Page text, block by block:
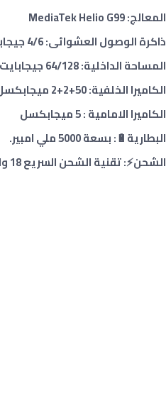
المعالج: MediaTek Helio G99
ذاكرة الوصول العشوائى: 4/6 جيجابايت
المساحة الداخلية: 64/128 جيجابايت
الكاميرا الخلفية: 50+2+2 ميجابكسل
الكاميرا الامامية : 5 ميجابكسل
البطارية🔋: بسعة 5000 ملي امبير.
الشحن⚡: تقنية الشحن السريع 18 واط .